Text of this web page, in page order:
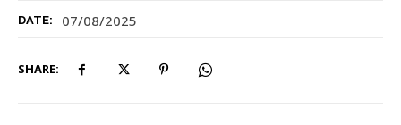
DATE: 07/08/2025
SHARE: